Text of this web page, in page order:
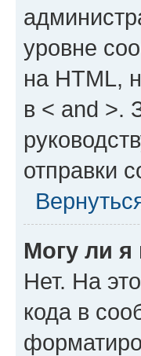
уровне
на HTML,
в < and >.
отправки
Могу ли я
Нет. На
кода в